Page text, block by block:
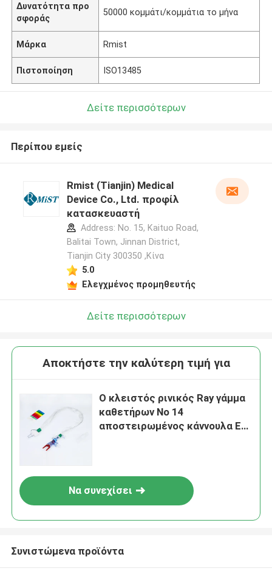
Δυνατότητα προ
σφοράς
50000 κομμάτι/κομμάτια το μήνα
Μάρκα Rmist
Πιστοποίηση ISO13485
Δείτε περισσότερων
Περίπου εμείς
Rmist (Tianjin) Medical
Device Co., Ltd. προφίλ
κατασκευαστή
Address: No. 15, Kaituo Road,
Balitai Town, Jinnan District,
Tianjin City 300350 ,Κίνα
5.0
Ελεγχμένος προμηθευτής
Δείτε περισσότερων
Αποκτήστε την καλύτερη τιμή για
Ο κλειστός ρινικός Ray γάμμα
καθετήρων Νο 14
αποστειρωμένος κάννουλα EO
Να συνεχίσει
Συνιστώμενα προϊόντα